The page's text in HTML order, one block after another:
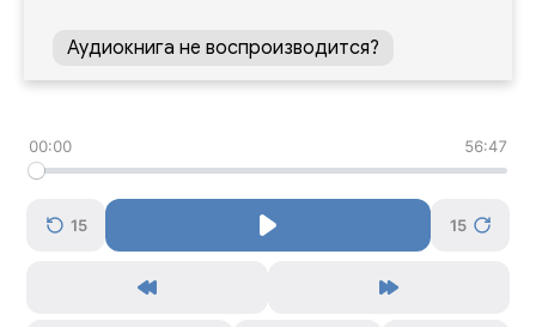
Аудиокнига не воспроизводится?
00:00 56:47
15 15